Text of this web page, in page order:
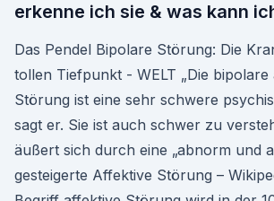
erkenne ich sie & was kann
Das Pendel Bipolare Störung: Die
tollen Tiefpunkt - WELT „Die bipolare
Störung ist eine sehr schwere
sagt er. Sie ist auch schwer zu
äußert sich durch eine „abnorm und
gesteigerte Affektive Störung –